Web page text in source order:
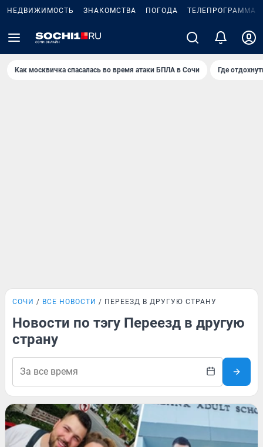
НЕДВИЖИМОСТЬ ЗНАКОМСТВА ПОГОДА ТЕЛЕПРОГРАММА
Как москвичка спасалась во время атаки БПЛА в Сочи Где
СОЧИ ВСЕ НОВОСТИ ПЕРЕЕЗД В ДРУГУЮ СТРАНУ
Новости по тэгу Переезд в другую
страну